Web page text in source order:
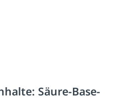
Säure-Base-